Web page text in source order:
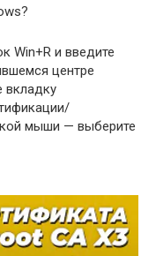
Win+R и введите
центре
вкладку
мыши — выберите